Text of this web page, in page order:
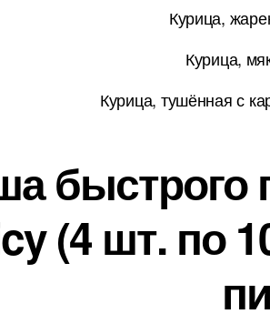
Курица,
Курица,
Курица, тушённая с
быстрого
(4 шт. по